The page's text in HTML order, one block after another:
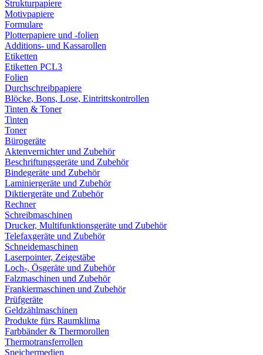
Strukturpapiere
Motivpapiere
Formulare
Plotterpapiere und -folien
Additions- und Kassarollen
Etiketten
Etiketten PCL3
Folien
Durchschreibpapiere
Blöcke, Bons, Lose, Eintrittskontrollen
Tinten & Toner
Tinten
Toner
Bürogeräte
Aktenvernichter und Zubehör
Beschriftungsgeräte und Zubehör
Bindegeräte und Zubehör
Laminiergeräte und Zubehör
Diktiergeräte und Zubehör
Rechner
Schreibmaschinen
Drucker, Multifunktionsgeräte und Zubehör
Telefaxgeräte und Zubehör
Schneidemaschinen
Laserpointer, Zeigestäbe
Loch-, Ösgeräte und Zubehör
Falzmaschinen und Zubehör
Frankiermaschinen und Zubehör
Prüfgeräte
Geldzählmaschinen
Produkte fürs Raumklima
Farbbänder & Thermorollen
Thermotransferrollen
Speichermedien